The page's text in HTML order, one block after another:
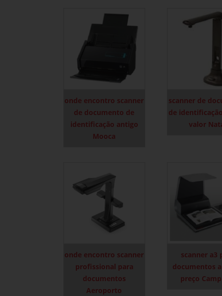
onde encontro scanner
de documento de
identificação antigo
Mooca
scanner de
de
valor
onde encontro scanner
profissional para
documentos
Aeroporto
scanner a3
documentos
preço